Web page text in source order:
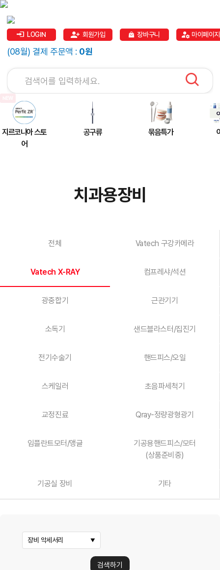
LOGIN 회원가입 장바구니 마이페이지
(08월) 결제 주문액 : 0원
지르코니아 스토
어
공구류 묶음특가
치과용장비
전체 Vatech 구강카메라
Vatech X-RAY 컴프레샤/석션
광중합기 근관기기
소독기 샌드블라스터/집진기
전기수술기 핸드피스/오일
스케일러 초음파세척기
교정진료 Qray-정량광형광기
임플란트모터/앵글
기공용핸드피스/모터
(상품준비중)
기공실 장비 기타
장비 악세서리
검색하기